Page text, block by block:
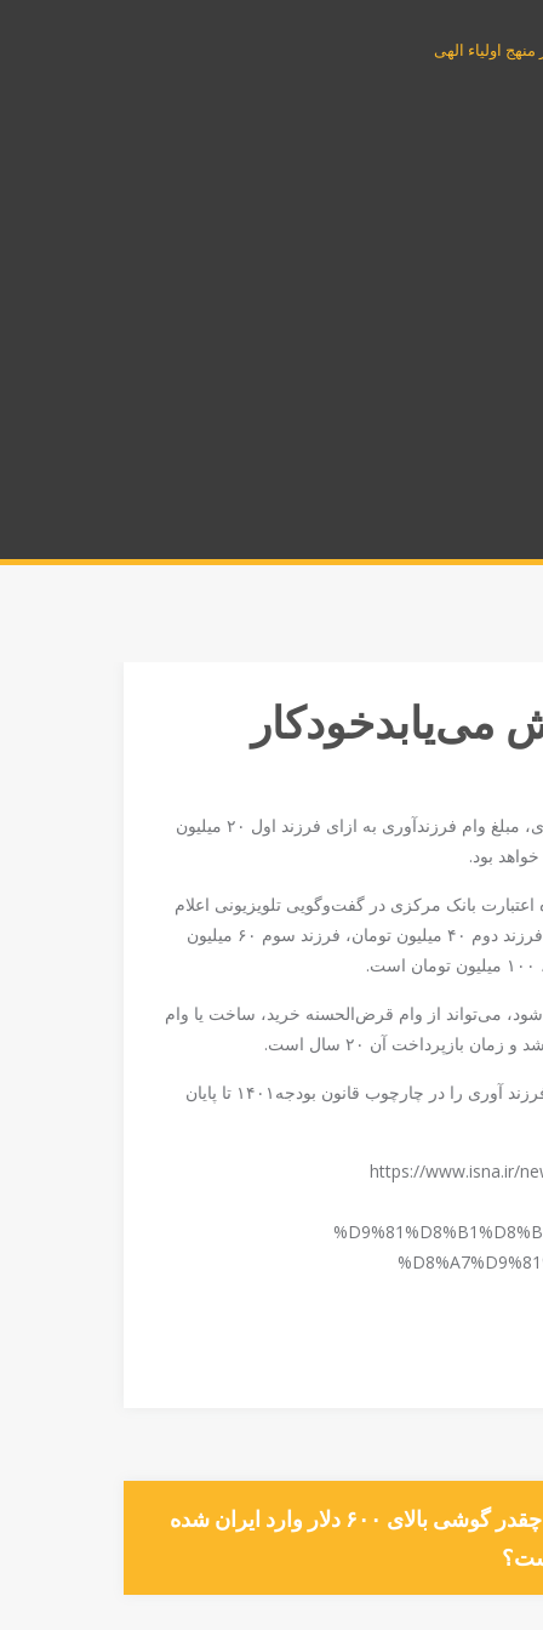
اولیاء الهی
می‌یابدخودکار
ه گفته رئیس کارگروه بانک‌های تخصصی اداره اعتبارت بانک مرکزی، مبلغ وام فرزندآوری به ازای فرزند اول ۲۰ میلیون
بانک مرکزی در گفت‌وگویی تلویزیونی اعلام
کرد که مبلغ وام فرزندآوری به ازای فرزند اول ۲۰ میلیون تومان، فرزند دوم ۴۰ میلیون تومان، فرزند سوم ۶۰ میلیون
می‌تواند از وام قرض‌الحسنه خرید، ساخت یا وام
قرار است بانک مرکزی ابلاغیه افزایش سقف وام قرض الحسنه فرزند آوری را در چارچوب قانون بودجه۱۴۰۱ تا پایان
https://www.isna.ir/
چقدر گوشی بالای ۶۰۰ دلار وارد ایران شده